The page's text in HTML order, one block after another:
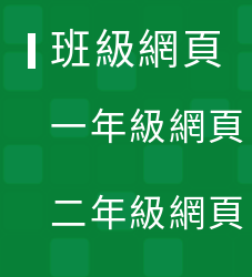
班級網頁
一年級網頁
二年級網頁